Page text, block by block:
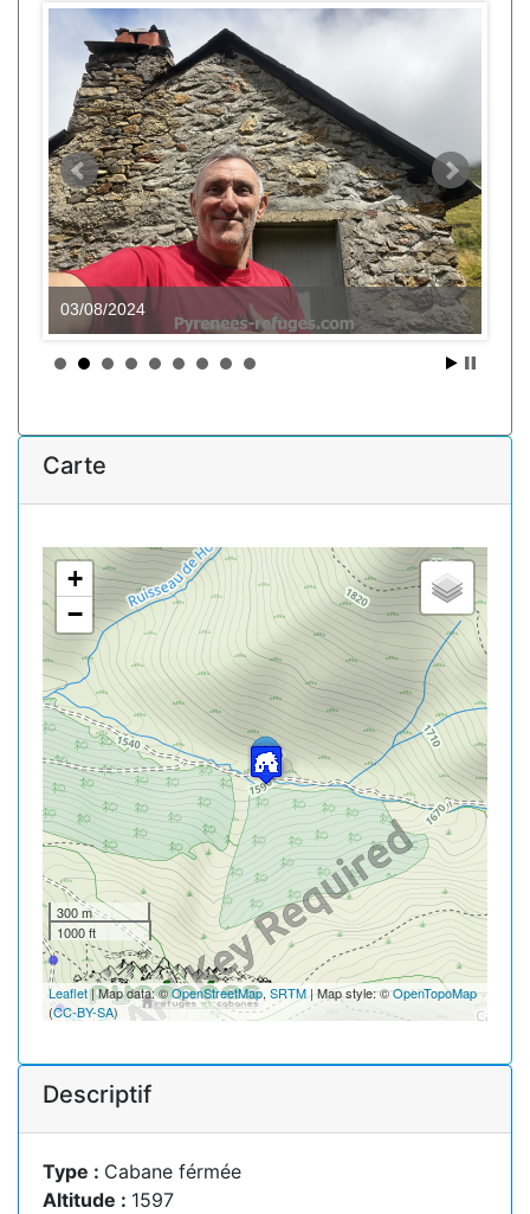
03/08/2024
Carte
+
−
300 m
1000 ft
Leaflet| Map data: ©OpenStreetMap, SRTM| Map style: ©OpenTopoMap
(CC-BY-SA)
Descriptif
Type : Cabane férmée
Altitude : 1597